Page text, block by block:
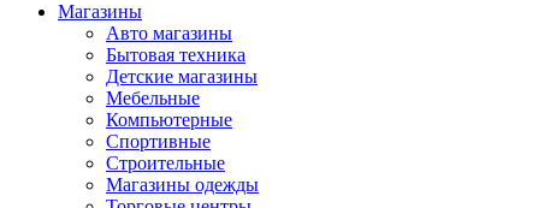
Магазины
Авто магазины
Бытовая техника
Детские магазины
Мебельные
Компьютерные
Спортивные
Строительные
Магазины одежды